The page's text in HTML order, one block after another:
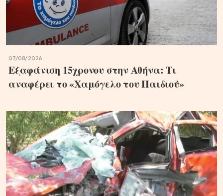
07/08/2026
Εξαφάνιση 15χρονου στην Αθήνα: Τι
αναφέρει το «Χαμόγελο του Παιδιού»